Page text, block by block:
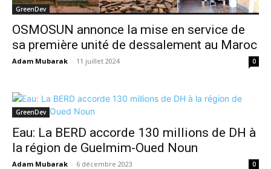
GreenDev
OSMOSUN annonce la mise en service de
sa première unité de dessalement au Maroc
Adam Mubarak - 11 juillet 2024 0
GreenDev
Eau: La BERD accorde 130 millions de DH à
la région de Guelmim-Oued Noun
Adam Mubarak - 6 décembre 2023 0